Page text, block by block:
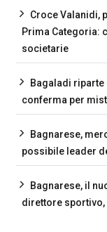
Croce Valanidi,
Prima Categoria:
societarie
Bagaladi
conferma per
Bagnarese,
possibile leader
Bagnarese, il
direttore sportivo,